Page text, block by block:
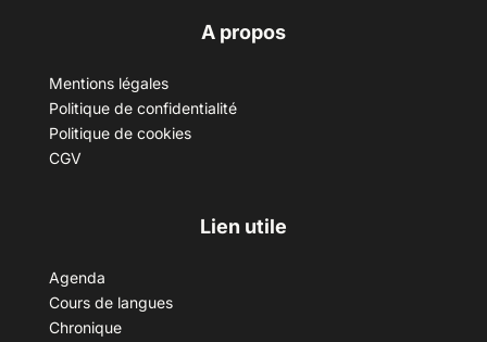
A propos
Mentions légales
Politique de confidentialité
Politique de cookies
CGV
Lien utile
Agenda
Cours de langues
Chronique